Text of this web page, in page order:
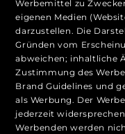
Werbemittel zu
eigenen Medien
darzustellen. Die
Gründen vom
abweichen; inhaltliche
Zustimmung des
Brand Guidelines und
als Werbung. Der
jederzeit
Werbenden werden